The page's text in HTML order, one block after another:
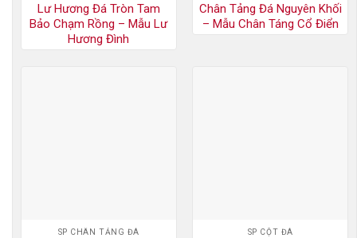
Lư Hương Đá Tròn Tam
Bảo Chạm Rồng – Mẫu Lư
Hương Đình
Chân Tảng Đá Nguyên Khối
– Mẫu Chân Táng Cổ Điển
SP CHÂN TẢNG ĐÁ SP CỘT ĐÁ